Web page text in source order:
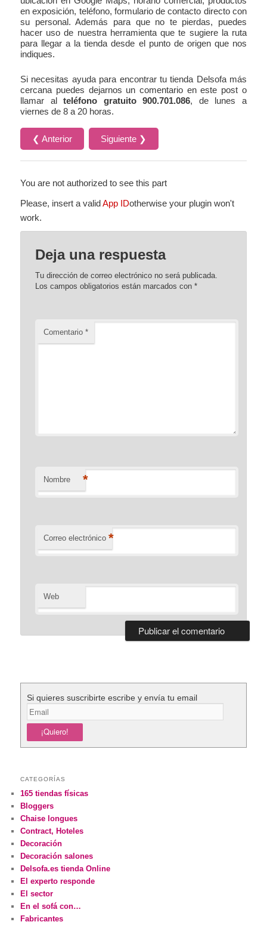
en exposición, teléfono, formulario de contacto directo con
su personal. Además para que no te pierdas, puedes
hacer uso de nuestra herramienta que te sugiere la ruta
para llegar a la tienda desde el punto de origen que nos
indiques.
Si necesitas ayuda para encontrar tu tienda Delsofa más
cercana puedes dejarnos un comentario en este post o
llamar alteléfono gratuito 900.701.086, de lunes a
viernes de 8 a 20 horas.
❮ Anterior Siguiente ❯
You are not authorized to see this part
Please, insert a validApp IDotherwise your plugin won't
work.
Deja una respuesta
Tu dirección de correo electrónico no será publicada.
Los campos obligatorios están marcados con*
Comentario*
Nombre *
Correo electrónico *
Web
Si quieres suscribirte escribe y envía tu email
CATEGORÍAS
165 tiendas físicas
Bloggers
Chaise longues
Contract, Hoteles
Decoración
Decoración salones
Delsofa.es tienda Online
El experto responde
El sector
En el sofá con…
Fabricantes